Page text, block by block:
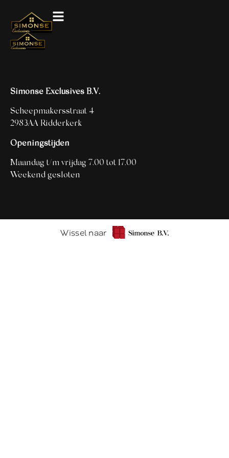
Simonse Exclusives B.V.
Scheepmakersstraat 4
2983AA Ridderkerk
Openingstijden
Maandag t/m vrijdag 7.00 tot 17.00
Weekend gesloten
Wissel naar